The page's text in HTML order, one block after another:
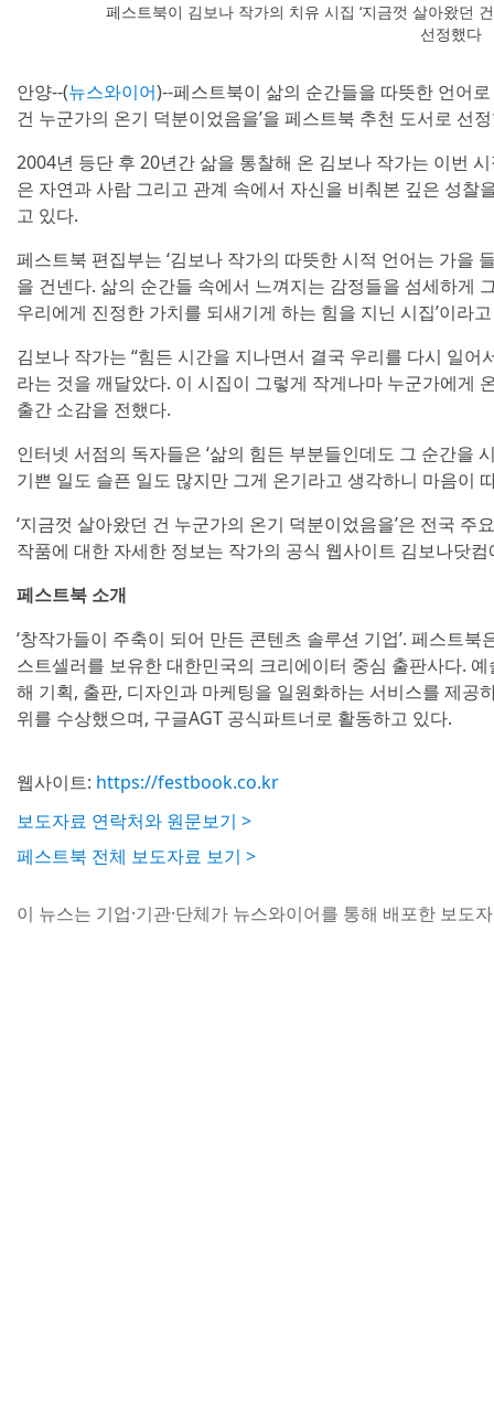
페스트북이 김보나 작가의 치유 시집 ‘지금껏 살아왔던
선정했다
안양--(뉴스와이어)--페스트북이 삶의 순간들을 따뜻한 언어
건 누군가의 온기 덕분이었음을’을 페스트북 추천 도서로 선
2004년 등단 후 20년간 삶을 통찰해 온 김보나 작가는 이번
은 자연과 사람 그리고 관계 속에서 자신을 비춰본 깊은 성
고 있다.
페스트북 편집부는 ‘김보나 작가의 따뜻한 시적 언어는 가을
을 건넨다. 삶의 순간들 속에서 느껴지는 감정들을 섬세하게
우리에게 진정한 가치를 되새기게 하는 힘을 지닌 시집’이라
김보나 작가는 “힘든 시간을 지나면서 결국 우리를 다시 일
라는 것을 깨달았다. 이 시집이 그렇게 작게나마 누군가에게
출간 소감을 전했다.
인터넷 서점의 독자들은 ‘삶의 힘든 부분들인데도 그 순간을
기쁜 일도 슬픈 일도 많지만 그게 온기라고 생각하니 마음이
‘지금껏 살아왔던 건 누군가의 온기 덕분이었음을’은 전국
작품에 대한 자세한 정보는 작가의 공식 웹사이트 김보나닷
페스트북 소개
‘창작가들이 주축이 되어 만든 콘텐츠 솔루션 기업’. 페스트
스트셀러를 보유한 대한민국의 크리에이터 중심 출판사다.
해 기획, 출판, 디자인과 마케팅을 일원화하는 서비스를 제
위를 수상했으며, 구글AGT 공식파트너로 활동하고 있다.
웹사이트: https://festbook.co.kr
보도자료 연락처와 원문보기 >
페스트북 전체 보도자료 보기 >
이 뉴스는 기업·기관·단체가 뉴스와이어를 통해 배포한 보도